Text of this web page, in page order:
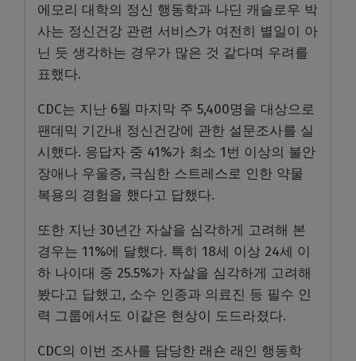
에모리 대학의 정신 행동학과 나딘 캐슬로우 박
사는 정신건강 관련 서비스가 여전히 별일이 아
닌 듯 생각하는 경우가 많은 것 같다며 우려를
표했다.
CDC는 지난 6월 마지막 주 5,400명을 대상으로
팬데믹 기간내 정신건강에 관한 설문조사를 실
시했다. 응답자 중 41%가 최소 1번 이상의 불안
장애나 우울증, 극심한 스트레스로 인한 약물
복용의 경험을 했다고 답했다.
또한 지난 30년간 자살을 심각하게 고려해 본
경우는 11%에 달했다. 특히 18세 이상 24세 이
하 나이대 중 25.5%가 자살을 심각하게 고려해
봤다고 답했고, 소수 인종과 의료진 등 필수 인
력 그룹에서도 이같은 현상이 도드라졌다.
CDC의 이번 조사를 담당한 래숀 래인 행동학